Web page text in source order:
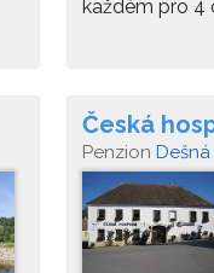
každém pro 4
Česká
Penzion